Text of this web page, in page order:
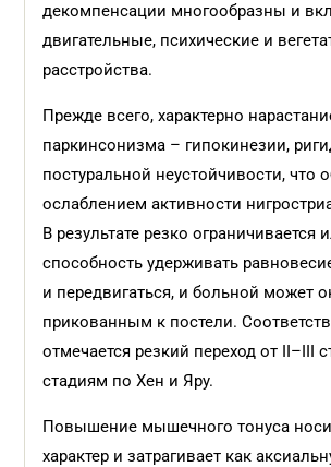
декомпенсации многообразны и
двигательные, психические и
расстройства.
Прежде всего, характерно
паркинсонизма – гипокинезии,
постуральной неустойчивости, что
ослаблением активности
В результате резко ограничивается
способность удерживать
и передвигаться, и больной может
прикованным к постели.
отмечается резкий переход от II–III
стадиям по Хен и Яру.
Повышение мышечного тонуса
характер и затрагивает как